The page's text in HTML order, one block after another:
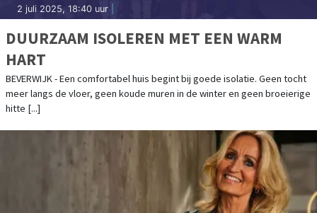
2 juli 2025, 18:40 uur
DUURZAAM ISOLEREN MET EEN WARM
HART
BEVERWIJK - Een comfortabel huis begint bij goede isolatie. Geen tocht
meer langs de vloer, geen koude muren in de winter en geen broeierige
hitte [...]